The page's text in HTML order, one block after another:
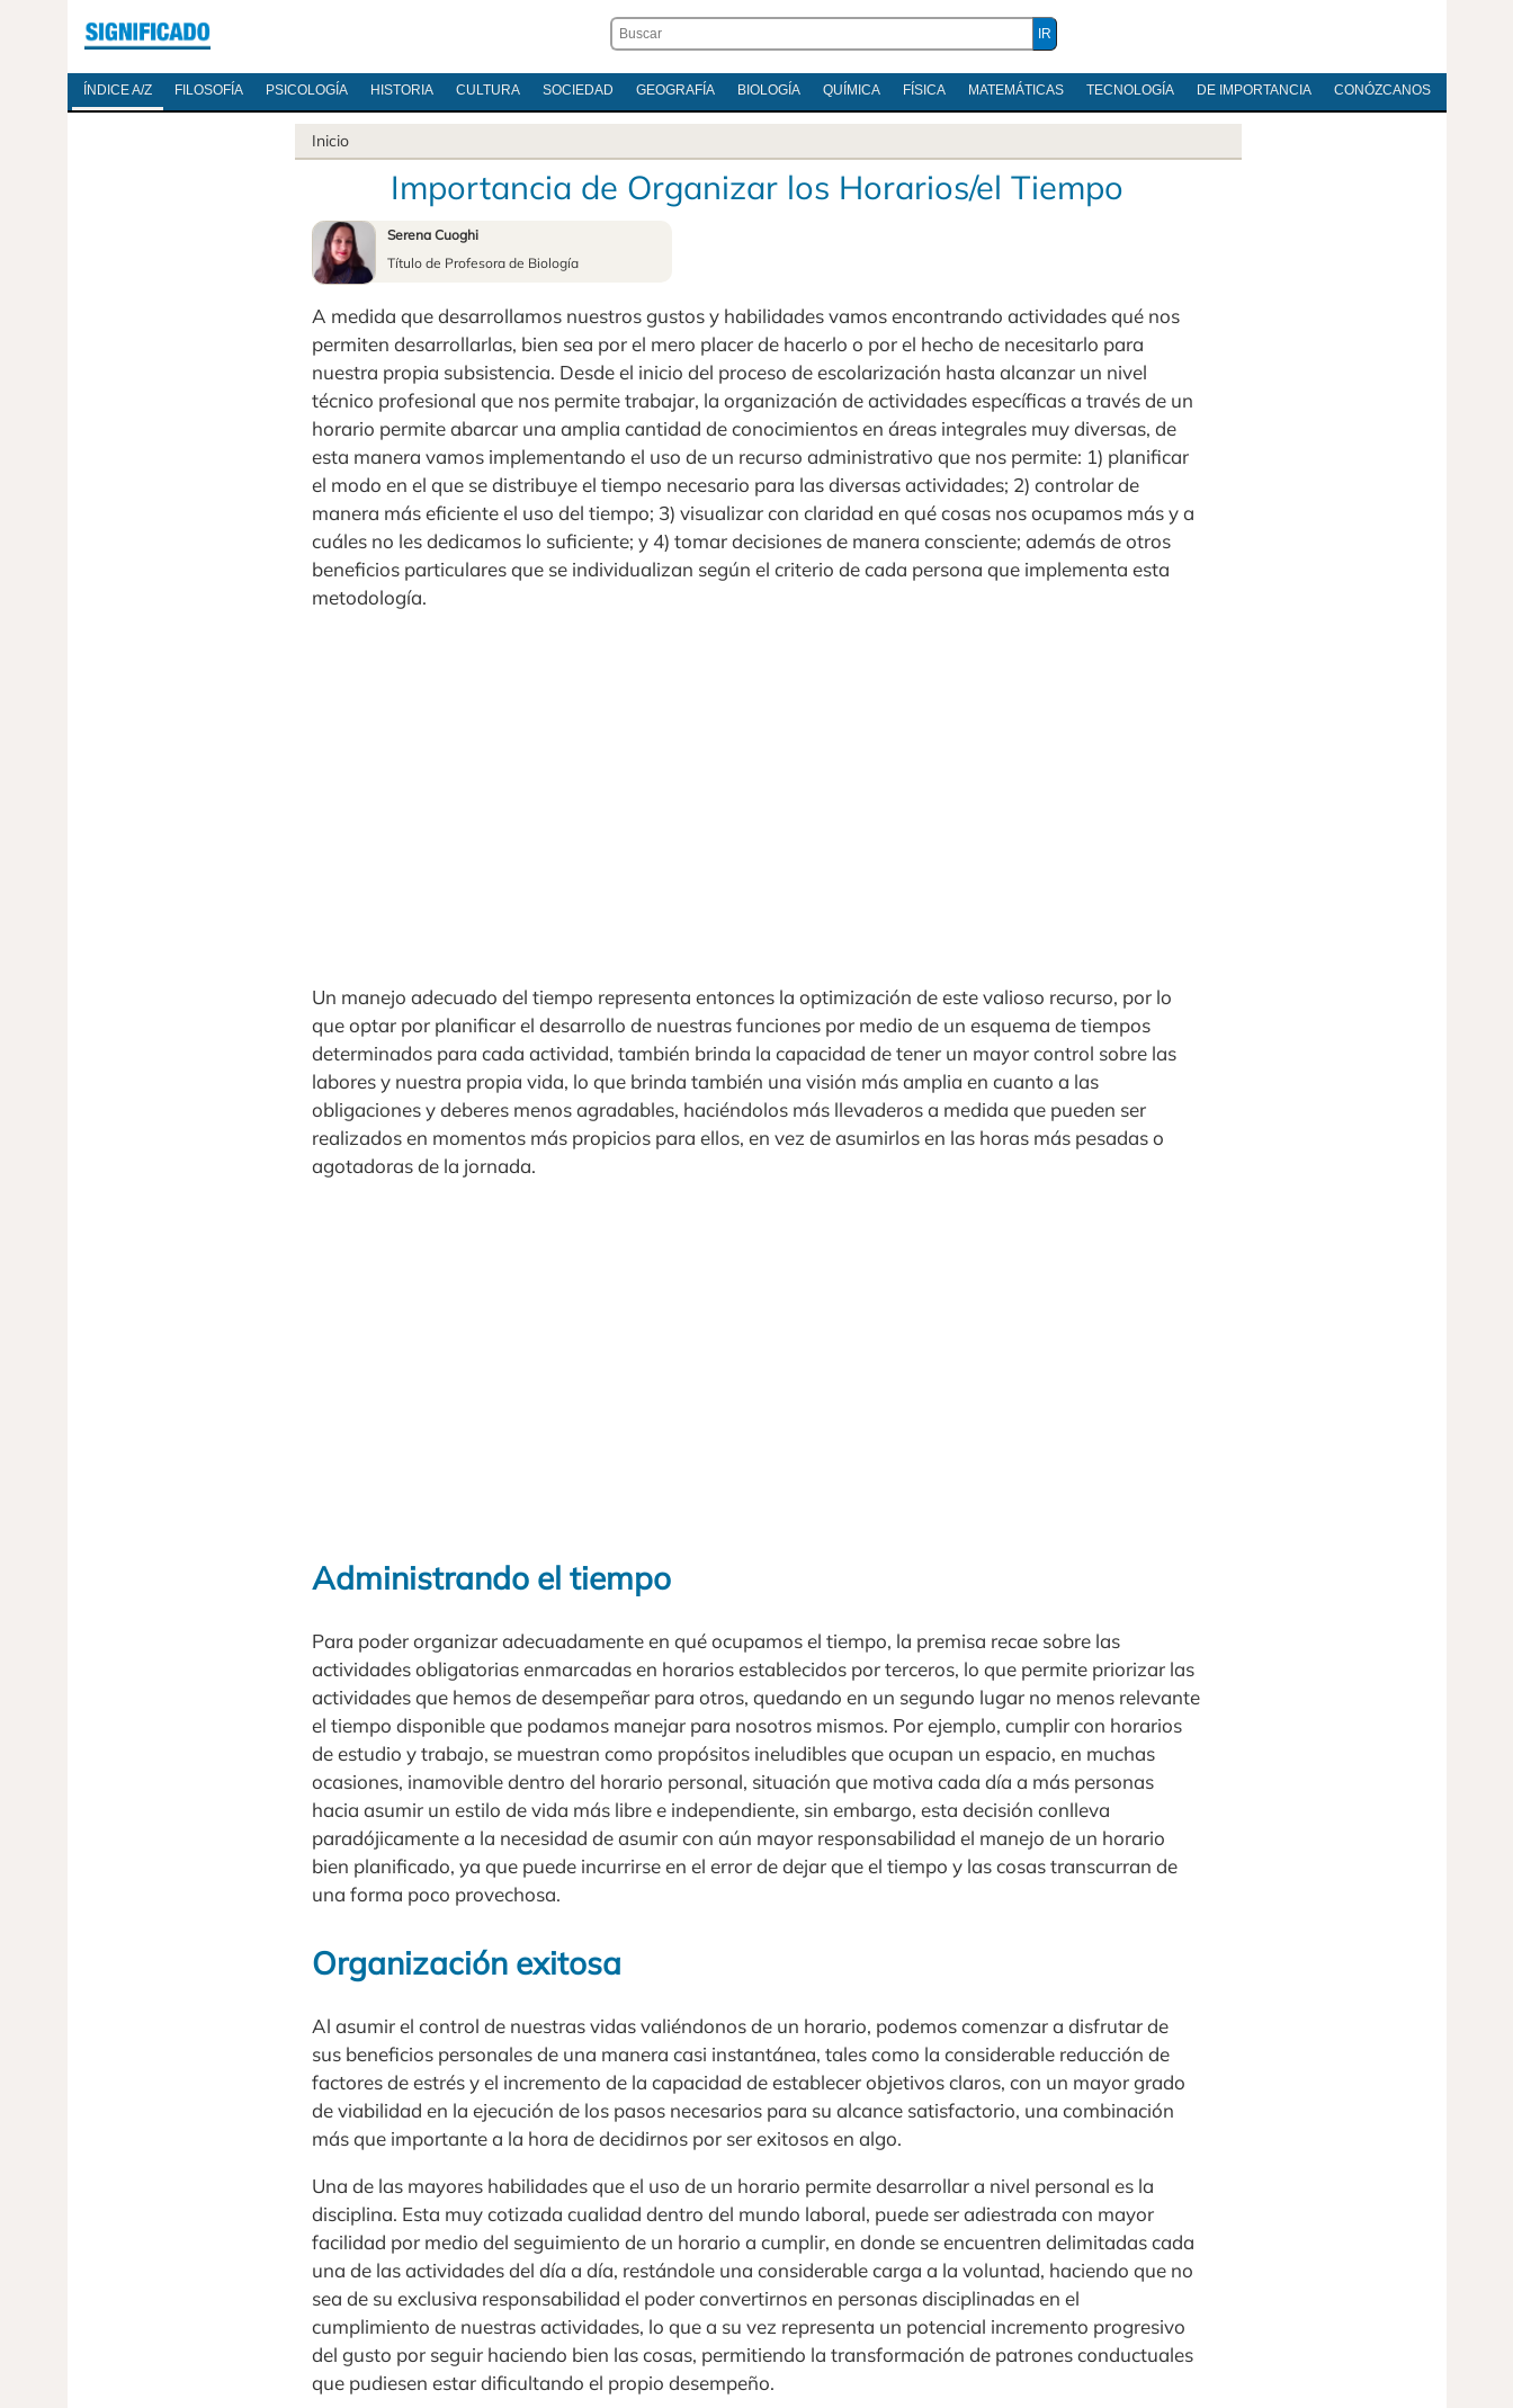
ÍNDICE A/Z FILOSOFÍA PSICOLOGÍA HISTORIA CULTURA SOCIEDAD GEOGRAFÍA BIOLOGÍA QUÍMICA FÍSICA MATEMÁTICAS TECNOLOGÍA DE IMPORTANCIA CONÓZCANOS
Inicio
Importancia de Organizar los Horarios/el Tiempo
Serena Cuoghi
Título de Profesora de Biología
A medida que desarrollamos nuestros gustos y habilidades vamos encontrando actividades qué nos
permiten desarrollarlas, bien sea por el mero placer de hacerlo o por el hecho de necesitarlo para
nuestra propia subsistencia. Desde el inicio del proceso de escolarización hasta alcanzar un nivel
técnico profesional que nos permite trabajar, la organización de actividades específicas a través de un
horario permite abarcar una amplia cantidad de conocimientos en áreas integrales muy diversas, de
esta manera vamos implementando el uso de un recurso administrativo que nos permite: 1) planificar
el modo en el que se distribuye el tiempo necesario para las diversas actividades; 2) controlar de
manera más eficiente el uso del tiempo; 3) visualizar con claridad en qué cosas nos ocupamos más y a
cuáles no les dedicamos lo suficiente; y 4) tomar decisiones de manera consciente; además de otros
beneficios particulares que se individualizan según el criterio de cada persona que implementa esta
metodología.
Un manejo adecuado del tiempo representa entonces la optimización de este valioso recurso, por lo
que optar por planificar el desarrollo de nuestras funciones por medio de un esquema de tiempos
determinados para cada actividad, también brinda la capacidad de tener un mayor control sobre las
labores y nuestra propia vida, lo que brinda también una visión más amplia en cuanto a las
obligaciones y deberes menos agradables, haciéndolos más llevaderos a medida que pueden ser
realizados en momentos más propicios para ellos, en vez de asumirlos en las horas más pesadas o
agotadoras de la jornada.
Administrando el tiempo
Para poder organizar adecuadamente en qué ocupamos el tiempo, la premisa recae sobre las
actividades obligatorias enmarcadas en horarios establecidos por terceros, lo que permite priorizar las
actividades que hemos de desempeñar para otros, quedando en un segundo lugar no menos relevante
el tiempo disponible que podamos manejar para nosotros mismos. Por ejemplo, cumplir con horarios
de estudio y trabajo, se muestran como propósitos ineludibles que ocupan un espacio, en muchas
ocasiones, inamovible dentro del horario personal, situación que motiva cada día a más personas
hacia asumir un estilo de vida más libre e independiente, sin embargo, esta decisión conlleva
paradójicamente a la necesidad de asumir con aún mayor responsabilidad el manejo de un horario
bien planificado, ya que puede incurrirse en el error de dejar que el tiempo y las cosas transcurran de
una forma poco provechosa.
Organización exitosa
Al asumir el control de nuestras vidas valiéndonos de un horario, podemos comenzar a disfrutar de
sus beneficios personales de una manera casi instantánea, tales como la considerable reducción de
factores de estrés y el incremento de la capacidad de establecer objetivos claros, con un mayor grado
de viabilidad en la ejecución de los pasos necesarios para su alcance satisfactorio, una combinación
más que importante a la hora de decidirnos por ser exitosos en algo.
Una de las mayores habilidades que el uso de un horario permite desarrollar a nivel personal es la
disciplina. Esta muy cotizada cualidad dentro del mundo laboral, puede ser adiestrada con mayor
facilidad por medio del seguimiento de un horario a cumplir, en donde se encuentren delimitadas cada
una de las actividades del día a día, restándole una considerable carga a la voluntad, haciendo que no
sea de su exclusiva responsabilidad el poder convertirnos en personas disciplinadas en el
cumplimiento de nuestras actividades, lo que a su vez representa un potencial incremento progresivo
del gusto por seguir haciendo bien las cosas, permitiendo la transformación de patrones conductuales
que pudiesen estar dificultando el propio desempeño.